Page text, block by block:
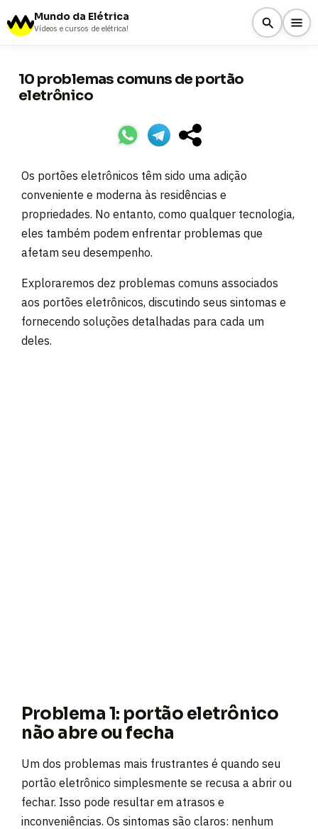
Mundo da Elétrica
Vídeos e cursos de elétrica!
10 problemas comuns de portão
eletrônico
Os portões eletrônicos têm sido uma adição
conveniente e moderna às residências e
propriedades. No entanto, como qualquer tecnologia,
eles também podem enfrentar problemas que
afetam seu desempenho.
Exploraremos dez problemas comuns associados
aos portões eletrônicos, discutindo seus sintomas e
fornecendo soluções detalhadas para cada um
deles.
Problema 1: portão eletrônico
não abre ou fecha
Um dos problemas mais frustrantes é quando seu
portão eletrônico simplesmente se recusa a abrir ou
fechar. Isso pode resultar em atrasos e
inconveniências. Os sintomas são claros: nenhum